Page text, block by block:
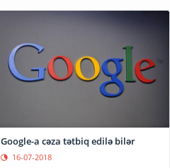
Google-a cəza tətbiq edilə bilər
16-07-2018